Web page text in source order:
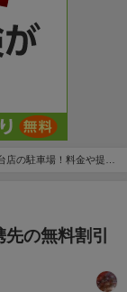
店の駐車場！料金や提携
の無料割引